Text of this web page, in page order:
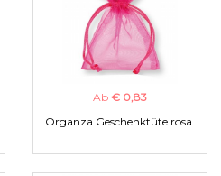
Ab € 0,83
Organza Geschenktüte rosa.